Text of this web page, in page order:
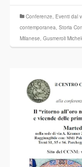
Conferenze Eventi dal
contemporanea Storia
Milanese Gusmeroli